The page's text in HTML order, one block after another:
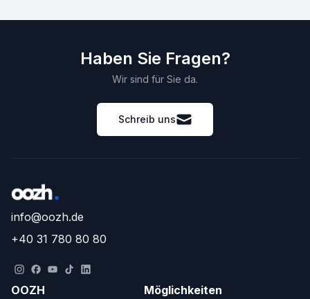
Haben Sie Fragen?
Wir sind für Sie da.
Schreib uns
info@oozh.de
+40 31 780 80 80
OOZH Möglichkeiten